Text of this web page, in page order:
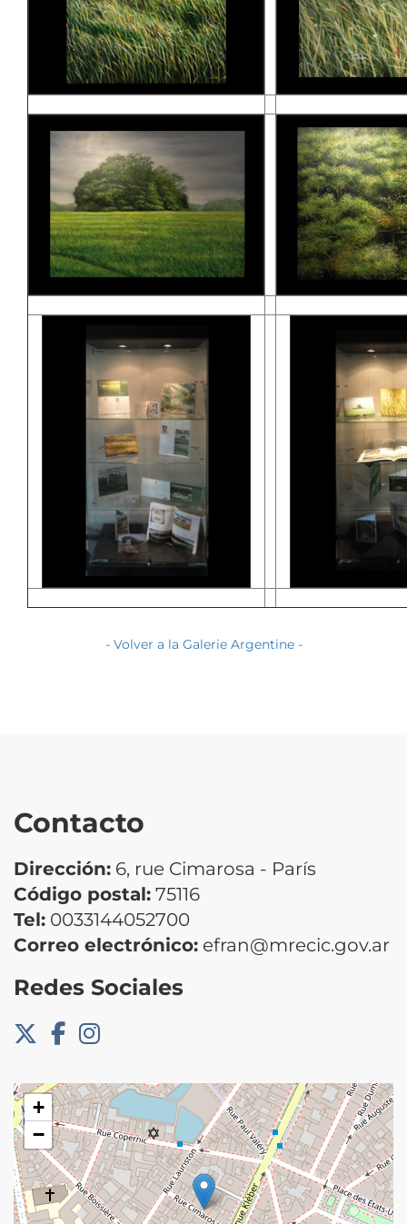
- Volver a la Galerie Argentine -
Contacto
Dirección: 6, rue Cimarosa - París
Código postal: 75116
Tel: 0033144052700
Correo electrónico: efran@mrecic.gov.ar
Redes Sociales
+
−